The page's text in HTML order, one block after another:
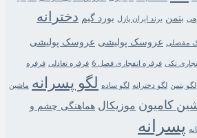
بتمن برند ایران پازل بورد گیم دخترانه
مفصلی عروسک پولیشی عروسک پولیشی
تکی فرفره انفجاری فصل 6 فرفره تعادلی فرفره
لگو بتمن لگو دخترانه لگو ساده لگو پسرانه ماشین
کامیون موزیکال هماهنگی چشم و
پسرانه